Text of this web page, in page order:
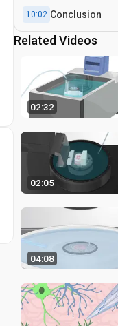
10:02 Conclusion
Related Videos
02:32
02:05
04:08